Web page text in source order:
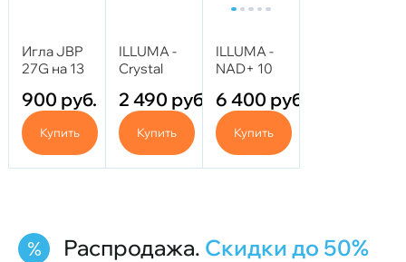
Игла JBP
27G на 13
900 руб.
Купить
ILLUMA -
Crystal
(Витаминный
комплекс)
5 ml
2 490 руб.
Купить
ILLUMA -
NAD+ 10
6 400 руб.
Купить
Распродажа. Скидки до 50%